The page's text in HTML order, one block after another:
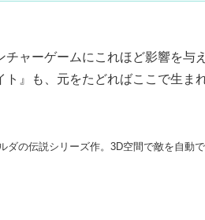
チャーゲームにこれほど影響を
ト』も、元をたどればここで生
ダの伝説シリーズ作。3D空間で敵を自動